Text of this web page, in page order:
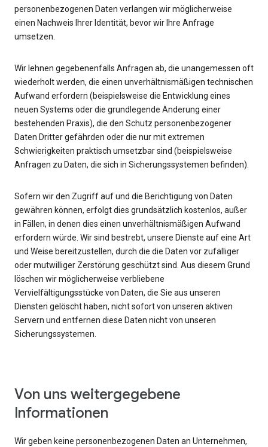
personenbezogenen Daten verlangen wir möglicherweise
einen Nachweis Ihrer Identität, bevor wir Ihre Anfrage
umsetzen.
Wir lehnen gegebenenfalls Anfragen ab, die unangemessen oft
wiederholt werden, die einen unverhältnismäßigen technischen
Aufwand erfordern (beispielsweise die Entwicklung eines
neuen Systems oder die grundlegende Änderung einer
bestehenden Praxis), die den Schutz personenbezogener
Daten Dritter gefährden oder die nur mit extremen
Schwierigkeiten praktisch umsetzbar sind (beispielsweise
Anfragen zu Daten, die sich in Sicherungssystemen befinden).
Sofern wir den Zugriff auf und die Berichtigung von Daten
gewähren können, erfolgt dies grundsätzlich kostenlos, außer
in Fällen, in denen dies einen unverhältnismäßigen Aufwand
erfordern würde. Wir sind bestrebt, unsere Dienste auf eine Art
und Weise bereitzustellen, durch die die Daten vor zufälliger
oder mutwilliger Zerstörung geschützt sind. Aus diesem Grund
löschen wir möglicherweise verbliebene
Vervielfältigungsstücke von Daten, die Sie aus unseren
Diensten gelöscht haben, nicht sofort von unseren aktiven
Servern und entfernen diese Daten nicht von unseren
Sicherungssystemen.
Von uns weitergegebene
Informationen
Wir geben keine personenbezogenen Daten an Unternehmen,